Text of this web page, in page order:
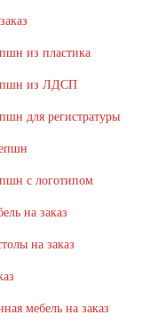
из пластика
из ЛДСП
для регистратуры
с логотипом
на заказ
на заказ
мебель на заказ